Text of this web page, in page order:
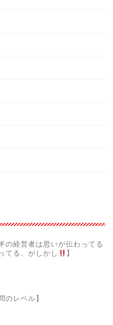
の経営者は思いが伝わってる
てる、がしかし
】
のレベル】